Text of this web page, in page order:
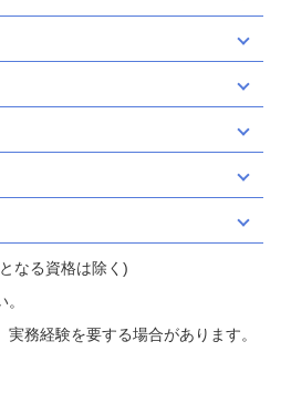
なる資格は除く)
務経験を要する場合があります。